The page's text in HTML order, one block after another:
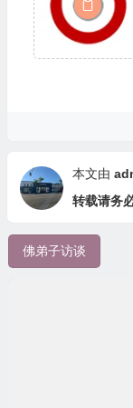
本文由
转载请务
佛弟子访谈